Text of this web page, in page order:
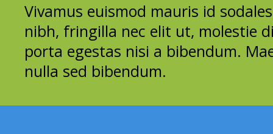
Vivamus euismod mauris id
nibh, fringilla nec elit ut, molestie
porta egestas nisi a bibendum.
nulla sed bibendum.